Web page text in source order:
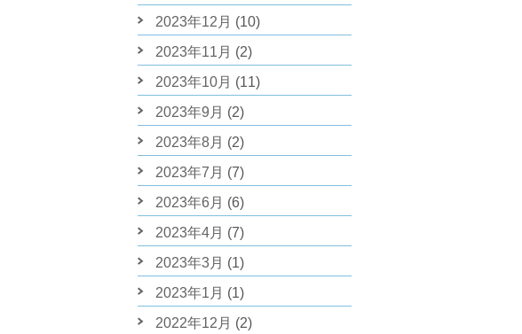
2023年12月 (10)
2023年11月 (2)
2023年10月 (11)
2023年9月 (2)
2023年8月 (2)
2023年7月 (7)
2023年6月 (6)
2023年4月 (7)
2023年3月 (1)
2023年1月 (1)
2022年12月 (2)